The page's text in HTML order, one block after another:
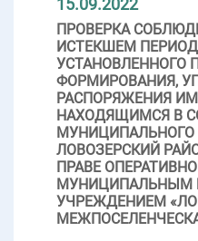
ПРОВЕРКА
ИСТЕКШЕМ
УСТАНОВЛЕННОГО
ФОРМИРОВАНИЯ,
РАСПОРЯЖЕНИЯ
НАХОДЯЩИМСЯ В
МУНИЦИПАЛЬНОГО
ЛОВОЗЕРСКИЙ
ПРАВЕ
УЧРЕЖДЕНИЕМ